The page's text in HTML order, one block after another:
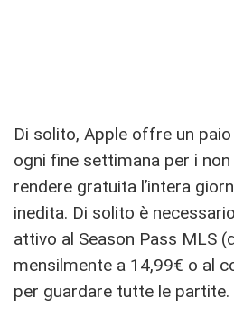
Di solito, Apple offre un
ogni fine settimana per i
rendere gratuita l’intera
inedita. Di solito è
attivo al Season Pass MLS
mensilmente a 14,99€ o al
per guardare tutte le partite.